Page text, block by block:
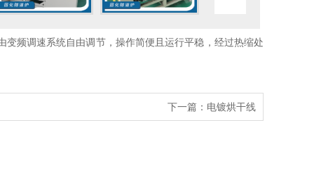
频调速系统自由调节，操作简便且运行平稳，经过热缩处
下一篇： 电镀烘干线